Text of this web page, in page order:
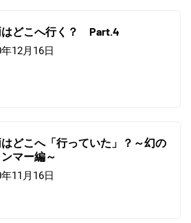
はどこへ行く？ Part.4
12月16日
どこへ「行っていた」？～幻の
ンマー編～
11月16日